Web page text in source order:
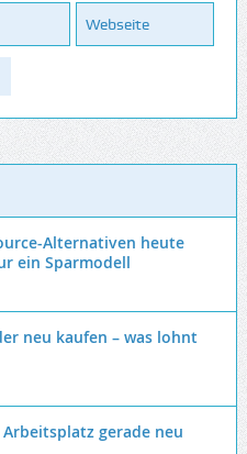
Alternativen heute
ein Sparmodell
neu kaufen – was lohnt
gerade neu